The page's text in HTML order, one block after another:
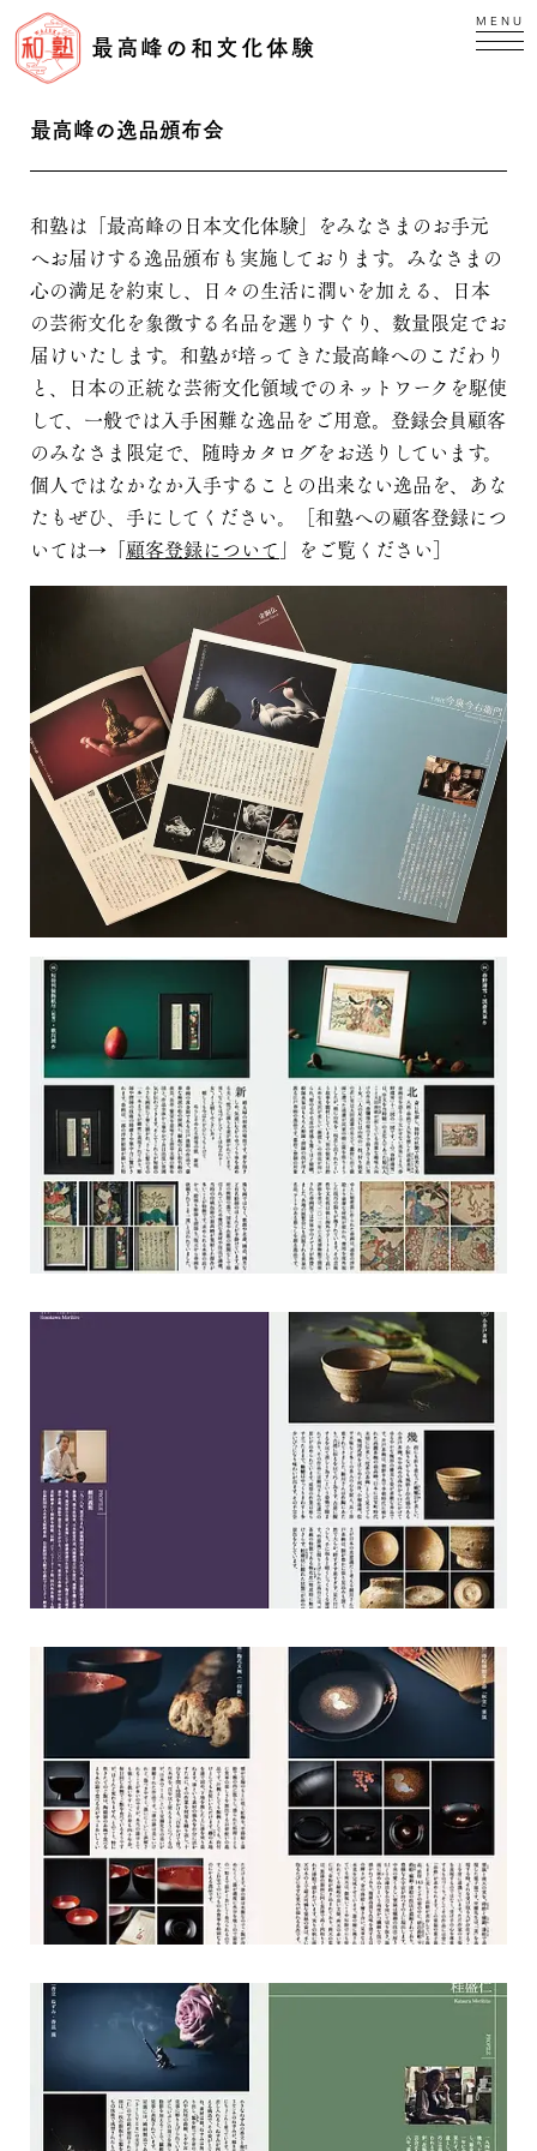
最高峰の和文化体験
MENU
最高峰の逸品頒布会
和塾は「最高峰の日本文化体験」をみなさまのお手元
へお届けする逸品頒布も実施しております。みなさまの
心の満足を約束し、日々の生活に潤いを加える、日本
の芸術文化を象徴する名品を選りすぐり、数量限定でお
届けいたします。和塾が培ってきた最高峰へのこだわり
と、日本の正統な芸術文化領域でのネットワークを駆使
して、一般では入手困難な逸品をご用意。登録会員顧客
のみなさま限定で、随時カタログをお送りしています。
個人ではなかなか入手することの出来ない逸品を、あな
たもぜひ、手にしてください。［和塾への顧客登録につ
いては→「顧客登録について」をご覧ください］